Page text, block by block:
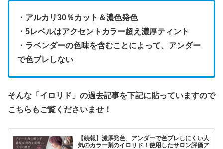
・アルカリ30％カット＆濃色発色
・5レベルはアクセントカラー超え濃厚ティント
・ラベンダーの色味を含むことによって、アンダー
で色ブレしない
そんな「イロリド」の過去記事を下記に貼っていますので
こちらもご覧くださいませ！
【続報】濃厚発色、アンダーで色ブレしにくい人
気のカラー剤のイロリド！使用したサロン評価ア